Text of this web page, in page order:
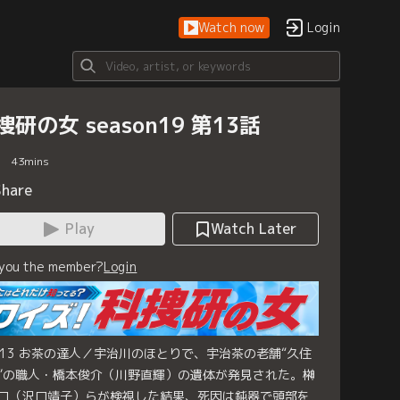
Watch now Login
研の女 season19 第13話
43mins
Play
Watch Later
the member?Login
お茶の達人／宇治川のほとりで、宇治茶の老舗“久住
の職人・橋本俊介（川野直輝）の遺体が発見された。榊
（沢口靖子）らが検視した結果、死因は鈍器で頭部を